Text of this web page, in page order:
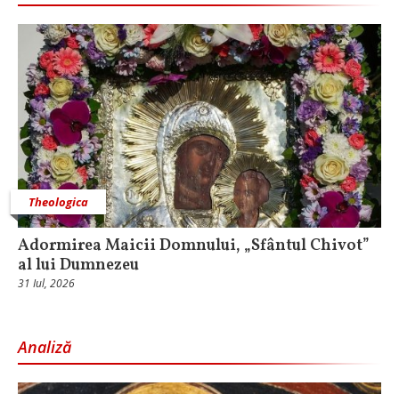
Theologica
Adormirea Maicii Domnului, „Sfântul Chivot”
al lui Dumnezeu
31 Iul, 2026
Analiză